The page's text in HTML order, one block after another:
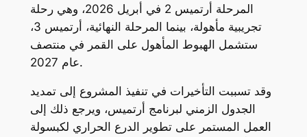
المرحلة أرتميس 2 في أبريل 2026، وهي رحلة
تجريبية مأهولة، بينما المرحلة النهائية، أرتميس 3،
ستشمل الهبوط المأهول على القمر في منتصف
عام 2027.
وقد تسببت التأخيرات في تنفيذ المشروع إلى تمديد
الجدول الزمني لبرنامج أرتميس، ويرجع ذلك إلى
العمل المستمر على تطوير الدرع الحراري لكبسولة